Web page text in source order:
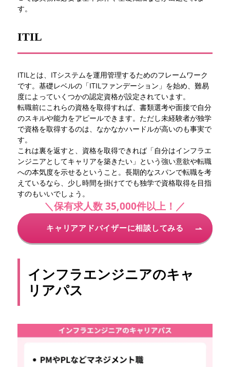
す。
ITIL
ITILとは、ITシステムを運用管理するためのフレームワーク
です。基礎レベルの「ITILファンデーション」を始め、難易
度によっていくつかの認定資格が設定されています。
転職前にこれらの資格を取得すれば、書類選考や面接で自分
のスキルや能力をアピールできます。ただし未経験者が独学
で資格を取得するのは、なかなかハードルが高いのも事実で
す。
これは裏を返すと、資格を取得できれば「自分はインフラエ
ンジニアとしてキャリアを築きたい」という強い意欲や転職
への本気度を示せるということ。長期的なスパンで転職を考
えているなら、少し時間を掛けてでも独学で資格取得を目指
すのもいいでしょう。
＼保有求人数 35,000件以上！／
キャリアアドバイザーに相談してみる
インフラエンジニアのキャ
リアパス